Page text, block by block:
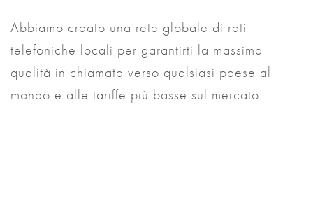
Abbiamo creato una rete globale di reti
telefoniche locali per garantirti la massima
qualità in chiamata verso qualsiasi paese al
mondo e alle tariffe più basse sul mercato.